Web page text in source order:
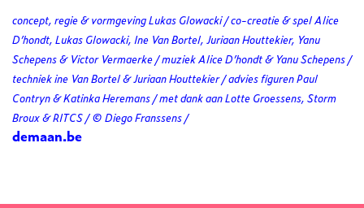
concept, regie & vormgeving Lukas Glowacki / co-creatie & spel Alice
D’hondt, Lukas Glowacki, Ine Van Bortel, Juriaan Houttekier, Yanu
Schepens & Victor Vermaerke / muziek Alice D’hondt & Yanu Schepens /
techniek ine Van Bortel & Juriaan Houttekier / advies figuren Paul
Contryn & Katinka Heremans / met dank aan Lotte Groessens, Storm
Broux & RITCS / © Diego Franssens /
demaan.be